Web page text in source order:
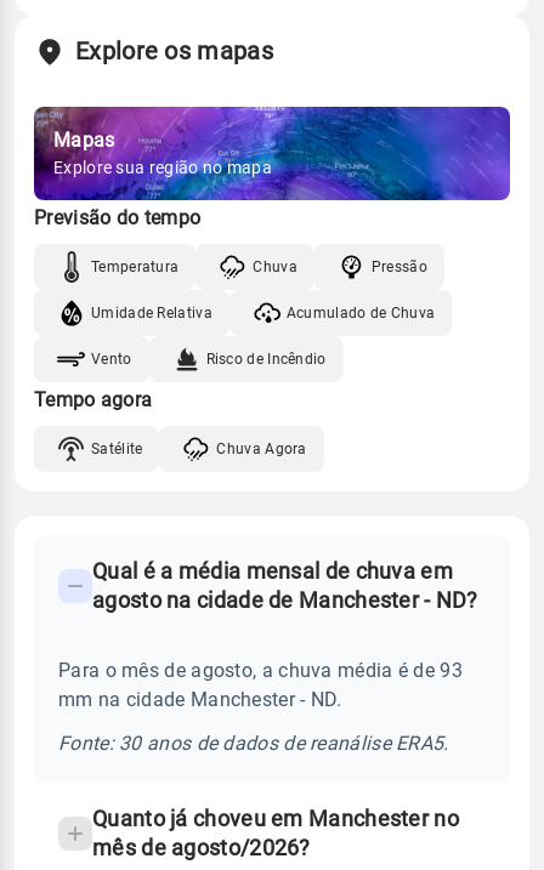
Explore os mapas
Mapas
Explore sua região no mapa
Previsão do tempo
Temperatura Chuva Pressão
Umidade Relativa Acumulado de Chuva
Vento Risco de Incêndio
Tempo agora
Satélite Chuva Agora
Perguntas
sobre
chuva
Qual é a média mensal de chuva em
agosto na cidade de Manchester - ND?
Para o mês de agosto, a chuva média é de 93
mm na cidade Manchester - ND.
Fonte: 30 anos de dados de reanálise ERA5.
Quanto já choveu em Manchester no
mês de agosto/2026?